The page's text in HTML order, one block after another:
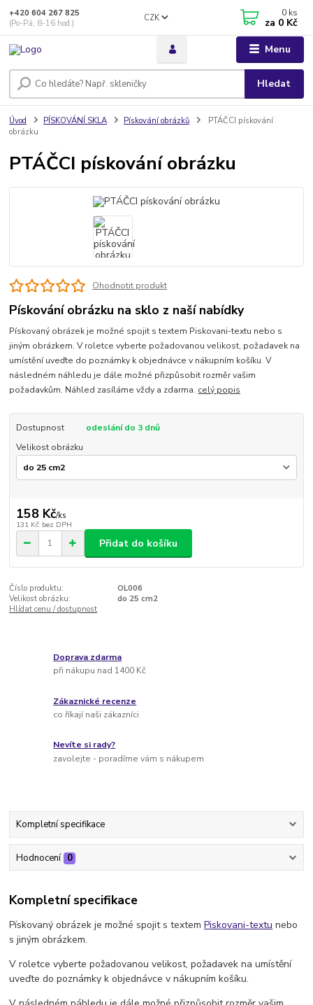
Menu
CZK
Hledat
+420 604 267 825
(Po-Pá, 8-16 hod.)
0 ks
za 0 Kč
Úvod PÍSKOVÁNÍ SKLA Pískování obrázků
PTÁČCI pískování
obrázku
PTÁČCI pískování obrázku
Ohodnotit produkt
Pískování obrázku na sklo z naší nabídky
Pískovaný obrázek je možné spojit s textem Piskovani-textu nebo s
jiným obrázkem. V roletce vyberte požadovanou velikost, požadavek na
umístění uveďte do poznámky k objednávce v nákupním košíku. V
následném náhledu je dále možné přizpůsobit rozměr vašim
požadavkům. Náhled zasíláme vždy a zdarma. celý popis
Dostupnost
odeslání do 3 dnů
Velikost obrázku
158 Kč/ks
131 Kč bez DPH
Přidat do košíku
Číslo produktu:
OL006
Velikost obrázku:
do 25 cm2
Hlídat cenu / dostupnost
Doprava zdarma
při nákupu nad 1400 Kč
Zákaznické recenze
co říkají naši zákazníci
Nevíte si rady?
zavolejte - poradíme vám s nákupem
Kompletní specifikace
Hodnocení 0
Kompletní specifikace
Pískovaný obrázek je možné spojit s textemPiskovani-textu nebo
s jiným obrázkem.
V roletce vyberte požadovanou velikost, požadavek na umístění
uveďte do poznámky k objednávce v nákupním košíku.